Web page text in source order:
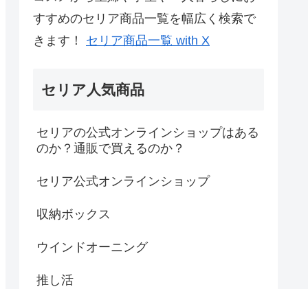
すすめのセリア商品一覧を幅広く検索で
きます！ セリア商品一覧 with X
セリア人気商品
セリアの公式オンラインショップはある
のか？通販で買えるのか？
セリア公式オンラインショップ
収納ボックス
ウインドオーニング
推し活